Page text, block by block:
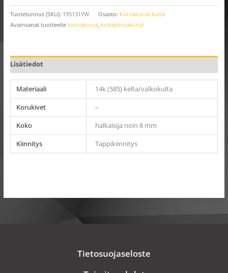
Tuotetunnus (SKU): 195131YW Osasto: Korvakorut kulta
Avainsanat tuotteelle korvakorut, kultakorvakorut
Lisätiedot
Materiaali
14k (585) kelta/valkokulta
Korukivet
–
Koko
halkaisija noin 8 mm
Kiinnitys
Tappikiinnitys
Tietosuojaseloste